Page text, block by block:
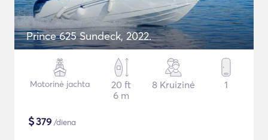
Prince 625 Sundeck, 2022.
Motorinė jachta
20 ft
6 m
8 Kruizinė 1
$379 /diena